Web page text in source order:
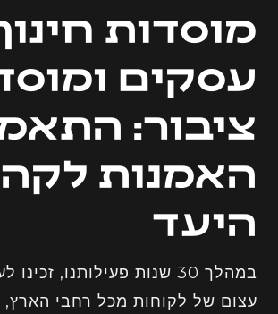
מוסדות
עסקים
ציבור:
האמנות
היעד
במהלך 30 שנות פעילותנו,
עצום של לקוחות מכל רחבי הארץ,